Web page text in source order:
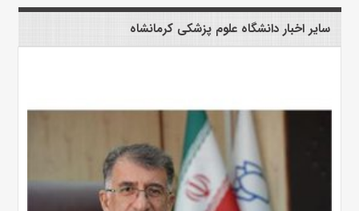
سایر اخبار دانشگاه علوم پزشکی کرمانشاه